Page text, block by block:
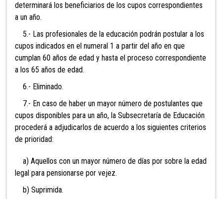
determinará los beneficiarios de los cupos correspondientes
a un año.
5.- Las profesionales de la educación podrán postular a los
cupos indicados en el numeral 1 a partir del año en que
cumplan 60 años de edad y hasta el proceso correspondiente
a los 65 años de edad.
6.- Eliminado.
7.- En caso de haber un mayor número de postulantes que
cupos disponibles para un año, la Subsecretaría de Educación
procederá a adjudicarlos de acuerdo a los siguientes criterios
de prioridad:
a) Aquellos con un mayor número de días por sobre la edad
legal para pensionarse por vejez.
b) Suprimida.